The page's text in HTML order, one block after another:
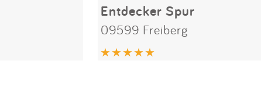
Entdecker Spur
09599 Freiberg